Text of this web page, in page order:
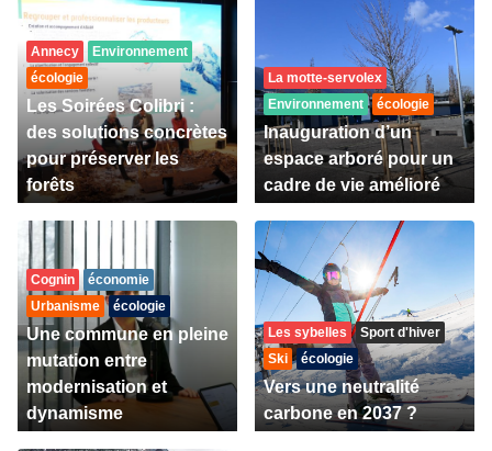
Annecy
Environnement
écologie
Les Soirées Colibri :
des solutions concrètes
pour préserver les
forêts
La motte-servolex
Environnement
écologie
Inauguration d’un
espace arboré pour un
cadre de vie amélioré
Cognin
économie
Urbanisme
écologie
Une commune en pleine
mutation entre
modernisation et
dynamisme
Les sybelles
Sport d'hiver
Ski
écologie
Vers une neutralité
carbone en 2037 ?